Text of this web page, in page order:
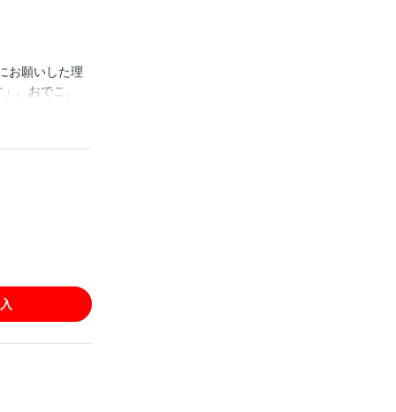
お願いした理
。おでこ、
にご注意くだ